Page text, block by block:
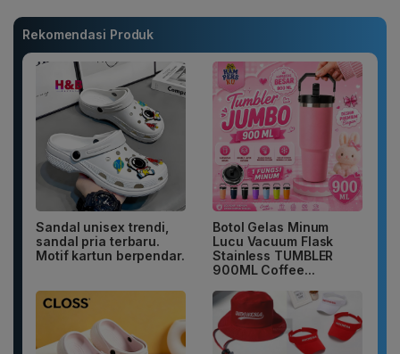
Rekomendasi Produk
Sandal unisex trendi,
sandal pria terbaru.
Motif kartun berpendar.
Botol Gelas Minum
Lucu Vacuum Flask
Stainless TUMBLER
900ML Coffee...